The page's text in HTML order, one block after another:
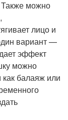
Также можно
лицо и
вариант —
эффект
можно
как балаяж или